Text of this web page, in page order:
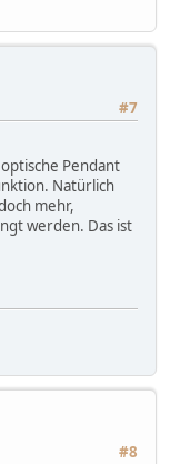
#7
Pendant
Natürlich
mehr,
werden. Das ist
#8